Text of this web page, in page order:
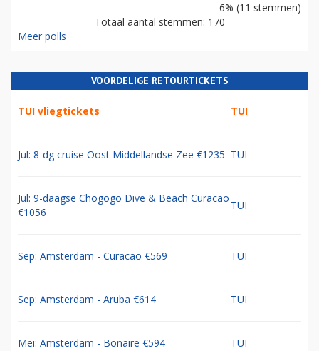
6% (11 stemmen)
Totaal aantal stemmen: 170
Meer polls
VOORDELIGE RETOURTICKETS
TUI vliegtickets TUI
Jul: 8-dg cruise Oost Middellandse Zee €1235 TUI
Jul: 9-daagse Chogogo Dive & Beach Curacao
€1056
TUI
Sep: Amsterdam - Curacao €569 TUI
Sep: Amsterdam - Aruba €614 TUI
Mei: Amsterdam - Bonaire €594 TUI